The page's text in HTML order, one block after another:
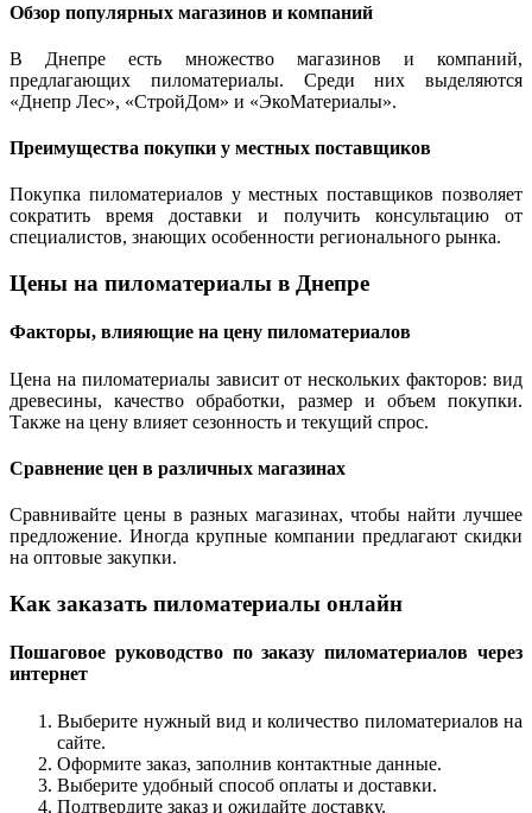
Обзор популярных магазинов и компаний
В Днепре есть множество магазинов и компаний,
предлагающих пиломатериалы. Среди них выделяются
«Днепр Лес», «СтройДом» и «ЭкоМатериалы».
Преимущества покупки у местных поставщиков
Покупка пиломатериалов у местных поставщиков позволяет
сократить время доставки и получить консультацию от
специалистов, знающих особенности регионального рынка.
Цены на пиломатериалы в Днепре
Факторы, влияющие на цену пиломатериалов
Цена на пиломатериалы зависит от нескольких факторов: вид
древесины, качество обработки, размер и объем покупки.
Также на цену влияет сезонность и текущий спрос.
Сравнение цен в различных магазинах
Сравнивайте цены в разных магазинах, чтобы найти лучшее
предложение. Иногда крупные компании предлагают скидки
на оптовые закупки.
Как заказать пиломатериалы онлайн
Пошаговое руководство по заказу пиломатериалов через
интернет
Выберите нужный вид и количество пиломатериалов на
сайте.
Оформите заказ, заполнив контактные данные.
Выберите удобный способ оплаты и доставки.
Подтвердите заказ и ожидайте доставку.